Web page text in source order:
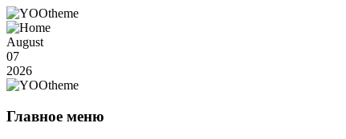
August
07
2026
Главное меню